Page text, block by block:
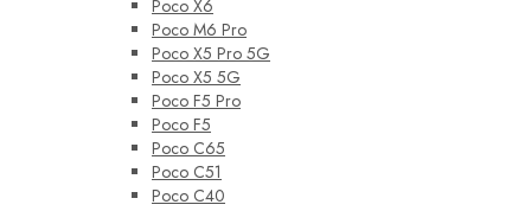
Poco X6
Poco M6 Pro
Poco X5 Pro 5G
Poco X5 5G
Poco F5 Pro
Poco F5
Poco C65
Poco C51
Poco C40